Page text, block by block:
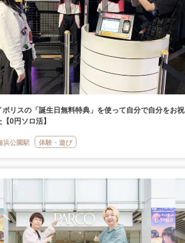
リスの「誕生日無料特典」を使って自分で自分をお祝
0円ソロ活】
浜公園駅 体験・遊び